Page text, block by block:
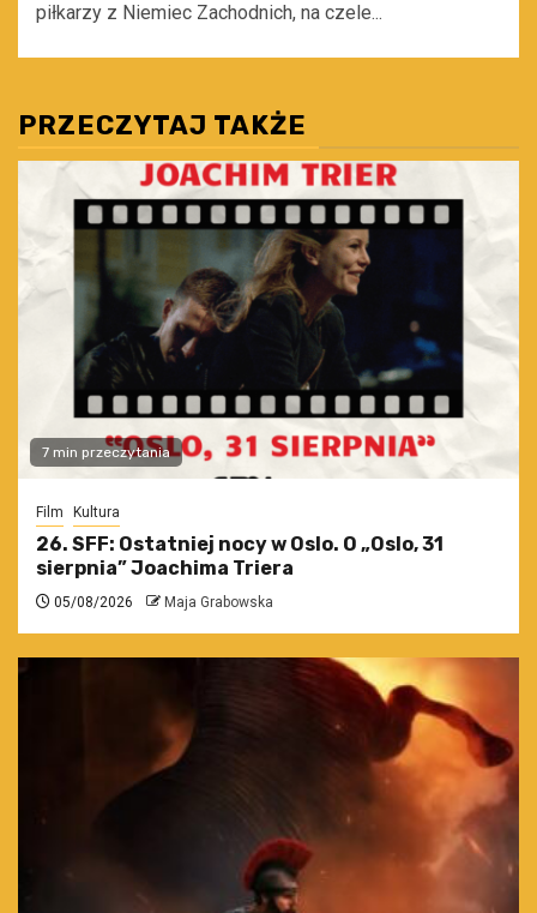
piłkarzy z Niemiec Zachodnich, na czele...
PRZECZYTAJ TAKŻE
7 min przeczytania
Film Kultura
26. SFF: Ostatniej nocy w Oslo. O „Oslo, 31
sierpnia” Joachima Triera
05/08/2026 Maja Grabowska